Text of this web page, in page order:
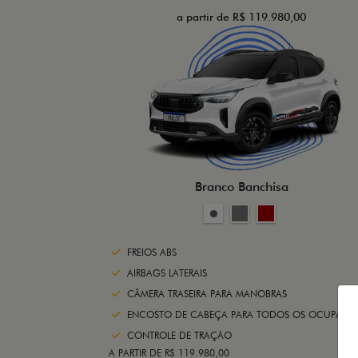
a partir de R$ 119.980,00
Branco Banchisa
FREIOS ABS
AIRBAGS LATERAIS
CÂMERA TRASEIRA PARA MANOBRAS
ENCOSTO DE CABEÇA PARA TODOS OS OCUPANTES
CONTROLE DE TRAÇÃO
A PARTIR DE R$ 119.980,00